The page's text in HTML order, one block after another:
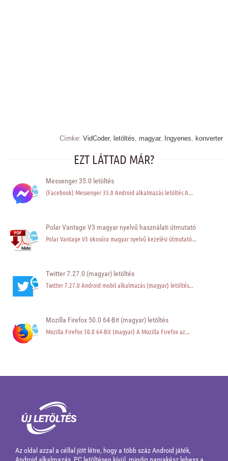
Címke: VidCoder, letöltés magyar, Ingyenes konverter
EZT LÁTTAD MÁR?
Messenger 35.0 letöltés
(Facebook) Messenger 35.0 Android alkalmazás letöltés A...
Polar Vantage V3 magyar nyelvű használati útmutató
Polar Vantage V3 okosóra magyar nyelvű kezelési útmutató...
Twitter 7.27.0 (magyar) letöltés
Twitter 7.27.0 Android mobil alkalmazás (magyar) letöltés...
Mozilla Firefox 50.0 64-Bit (magyar) letöltés
Mozilla Firefox 50.0 64-Bit (magyar) A Mozilla Firefox az...
Az oldal azzal a céllal jött létre, hogy a több száz Android játék,